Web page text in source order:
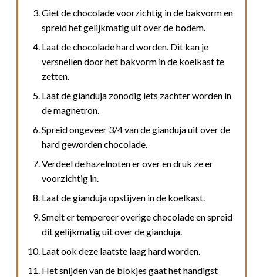
Giet de chocolade voorzichtig in de bakvorm en
spreid het gelijkmatig uit over de bodem.
Laat de chocolade hard worden. Dit kan je
versnellen door het bakvorm in de koelkast te
zetten.
Laat de gianduja zonodig iets zachter worden in
de magnetron.
Spreid ongeveer 3/4 van de gianduja uit over de
hard geworden chocolade.
Verdeel de hazelnoten er over en druk ze er
voorzichtig in.
Laat de gianduja opstijven in de koelkast.
Smelt er tempereer overige chocolade en spreid
dit gelijkmatig uit over de gianduja.
Laat ook deze laatste laag hard worden.
Het snijden van de blokjes gaat het handigst